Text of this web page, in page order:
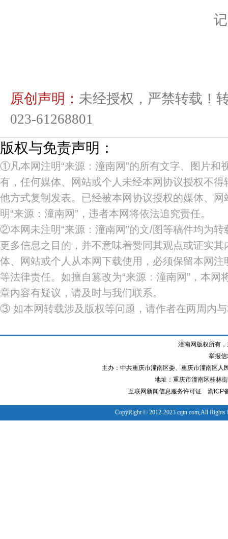
原创声明： 未经授权，严禁转载！
023-61268801
版权与免责声明：
①凡本网注明“来源：潼南网”的所有文字、图片和
有，任何媒体、网站或个人未经本网协议授权不
他方式复制发表。已经被本网协议授权的媒体、
明“来源：潼南网”，违者本网将依法追究责任。
②本网未注明“来源：潼南网”的文/图等稿件均为
更多信息之目的，并不意味着赞同其观点或证实
体、网站或个人从本网下载使用，必须保留本网注
等法律责任。如擅自篡改为“来源：潼南网”，本网
章内容有疑议，请及时与我们联系。
③ 如本网转载涉及版权等问题，请作者在两周内
潼南网版权所有
举报
主办：中共重庆市潼南区委、重庆市潼南区
地址：重庆市潼南区桂林
互联网新闻信息服务许可证
渝ICP
CopyRight © 2012-2023 cqtn.com,All Rights